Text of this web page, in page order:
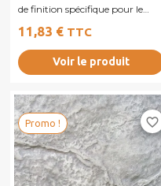
de finition spécifique pour le
béton imprimé et les...
11,83 € TTC
Voir le produit
favorite_border
Promo !